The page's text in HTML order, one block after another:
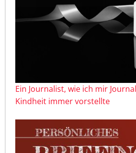
Ein Journalist, wie ich mir
Kindheit immer vorstellte